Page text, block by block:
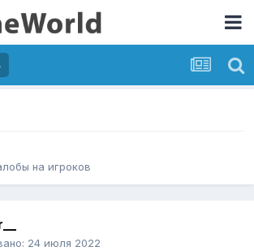
на игроков
24 июля 2022